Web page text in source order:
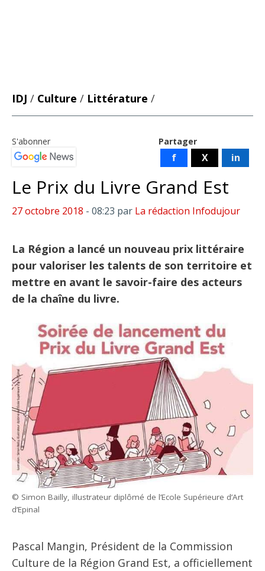
IDJ / Culture / Littérature /
Partager
f X in
S'abonner
Le Prix du Livre Grand Est
27 octobre 2018 - 08:23 par La rédaction Infodujour
La Région a lancé un nouveau prix littéraire
pour valoriser les talents de son territoire et
mettre en avant le savoir-faire des acteurs
de la chaîne du livre.
© Simon Bailly, illustrateur diplômé de l’Ecole Supérieure d’Art
d’Epinal
Pascal Mangin, Président de la Commission
Culture de la Région Grand Est, a officiellement